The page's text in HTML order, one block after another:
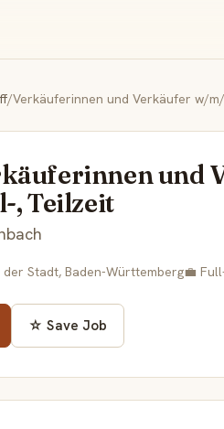
/Verkäuferinnen und Verkäufer w/
und
, Teilzeit
der Stadt, Baden-Württemberg💼
☆ Save Job